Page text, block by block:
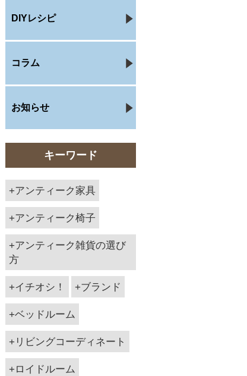
DIYレシピ
コラム
お知らせ
キーワード
アンティーク家具
アンティーク椅子
アンティーク雑貨の選び
方
イチオシ！ ブランド
ベッドルーム
リビングコーディネート
ロイドルーム